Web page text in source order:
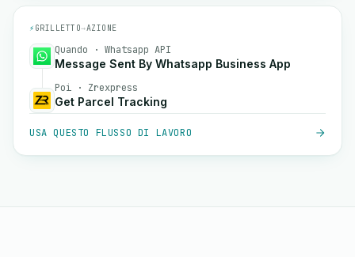
⚡ GRILLETTO→AZIONE
Quando · Whatsapp API
Message Sent By Whatsapp Business App
Poi · Zrexpress
Get Parcel Tracking
USA QUESTO FLUSSO DI LAVORO